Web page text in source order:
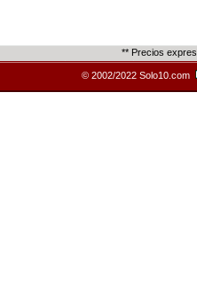
** Precios
© 2002/2022 Solo10.com